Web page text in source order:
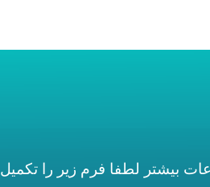
بیشتر لطفا فرم زیر را تکمیل